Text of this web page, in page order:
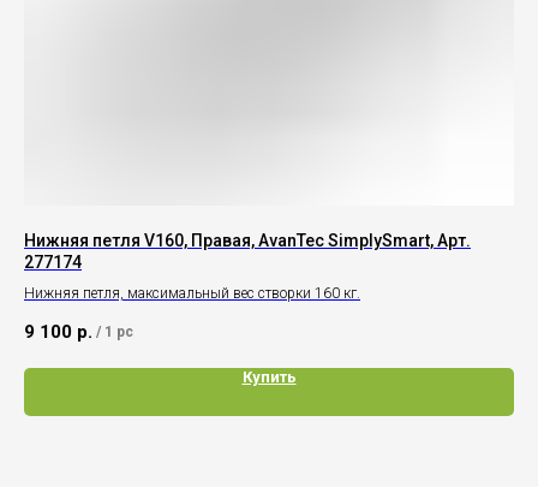
Нижняя петля V160, Правая, AvanTec SimplySmart, Арт.
277174
Нижняя петля, максимальный вес створки 160 кг.
9 100 р. / 1 pc
Купить